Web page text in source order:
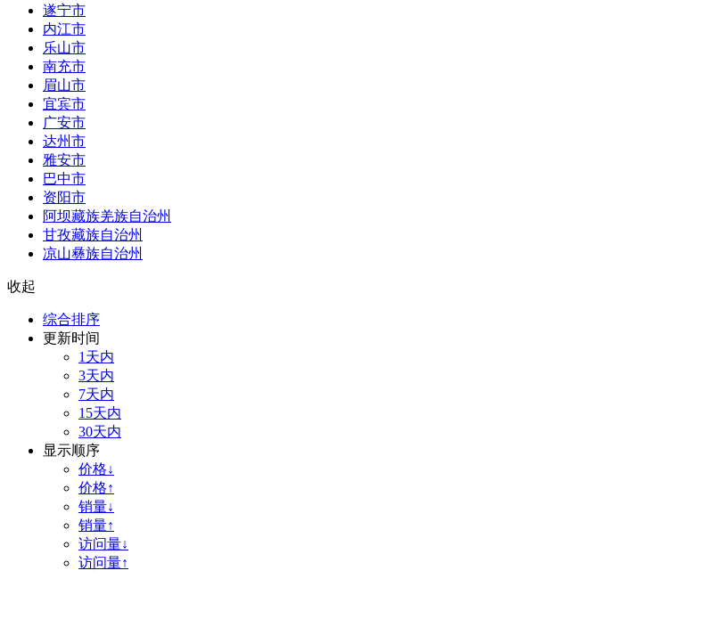
遂宁市
内江市
乐山市
南充市
眉山市
宜宾市
广安市
达州市
雅安市
巴中市
资阳市
阿坝藏族羌族自治州
甘孜藏族自治州
凉山彝族自治州
收起
综合排序
更新时间
1天内
3天内
7天内
15天内
30天内
显示顺序
价格↓
价格↑
销量↓
销量↑
访问量↓
访问量↑